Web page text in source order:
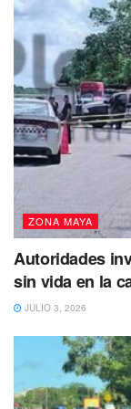
Mientras tanto,
procedieron a
al ser el
hogar.
Cabe
hombre
ZONA MAYA
Autoridades
sin vida en la
JULIO 3, 2026